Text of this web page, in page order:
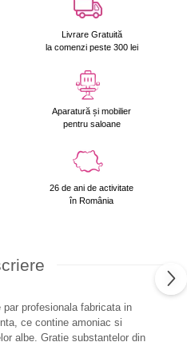
Livrare Gratuită
la comenzi peste 300 lei
Aparatură și mobilier
pentru saloane
26 de ani de activitate
în România
profesionala fabricata in
ce contine amoniac si
albe. Gratie substantelor din